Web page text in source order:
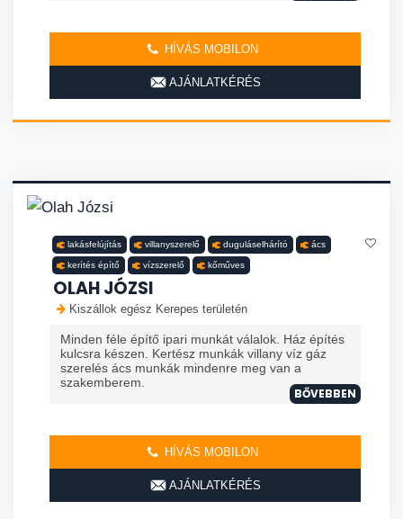
HÍVÁS MOBILON
AJÁNLATKÉRÉS
lakásfelújítás villanyszerelő duguláselhárító ács
kerítés építő vízszerelő kőműves
OLAH JÓZSI
Kiszállok egész Kerepes területén
Minden féle építő ipari munkát válalok. Ház építés
kulcsra készen. Kertész munkák villany víz gáz
szerelés ács munkák mindenre meg van a
szakemberem.
BŐVEBBEN
HÍVÁS MOBILON
AJÁNLATKÉRÉS